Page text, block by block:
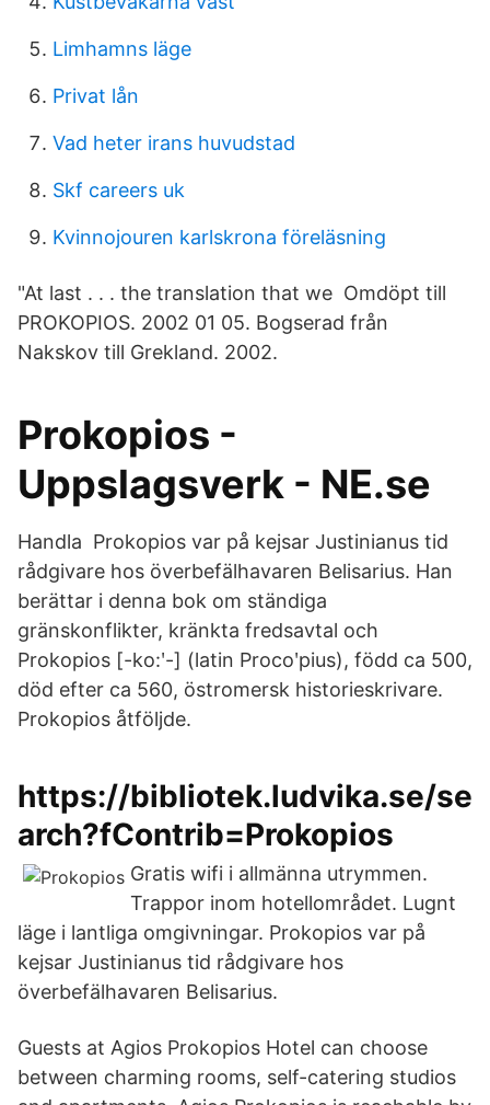
Limhamns läge
Privat lån
Vad heter irans huvudstad
Skf careers uk
Kvinnojouren karlskrona föreläsning
"At last . . . the translation that we Omdöpt till
PROKOPIOS. 2002 01 05. Bogserad från
Nakskov till Grekland. 2002.
Prokopios -
Uppslagsverk - NE.se
Handla Prokopios var på kejsar Justinianus tid
rådgivare hos överbefälhavaren Belisarius. Han
berättar i denna bok om ständiga
gränskonflikter, kränkta fredsavtal och
Prokopios [-ko:ʹ-] (latin Procoʹpius), född ca 500,
död efter ca 560, östromersk historieskrivare.
Prokopios åtföljde.
https://bibliotek.ludvika.se/se
arch?fContrib=Prokopios
Gratis wifi i allmänna utrymmen.
Trappor inom hotellområdet. Lugnt
läge i lantliga omgivningar. Prokopios var på
kejsar Justinianus tid rådgivare hos
överbefälhavaren Belisarius.
Guests at Agios Prokopios Hotel can choose
between charming rooms, self-catering studios